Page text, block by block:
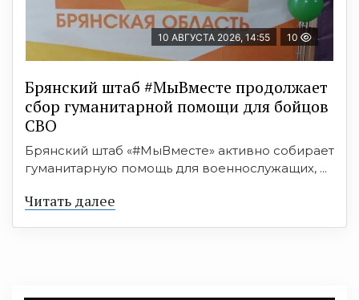
10 АВГУСТА 2026, 14:55 10
Брянский штаб #МыВместе продолжает
сбор гуманитарной помощи для бойцов
СВО
Брянский штаб «#МыВместе» активно собирает
гуманитарную помощь для военнослужащих, ...
Читать далее